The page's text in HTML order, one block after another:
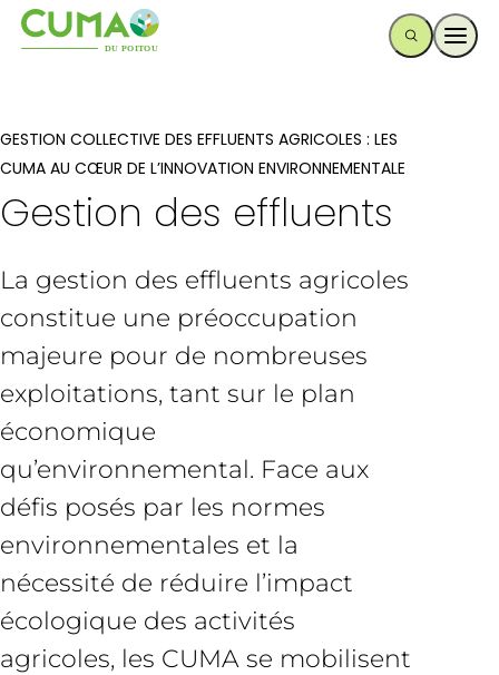
GESTION COLLECTIVE DES EFFLUENTS AGRICOLES : LES
CUMA AU CŒUR DE L’INNOVATION ENVIRONNEMENTALE
Gestion des effluents
La gestion des effluents agricoles
constitue une préoccupation
majeure pour de nombreuses
exploitations, tant sur le plan
économique
qu’environnemental. Face aux
défis posés par les normes
environnementales et la
nécessité de réduire l’impact
écologique des activités
agricoles, les CUMA se mobilisent